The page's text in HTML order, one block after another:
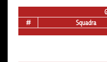
#
Squadra